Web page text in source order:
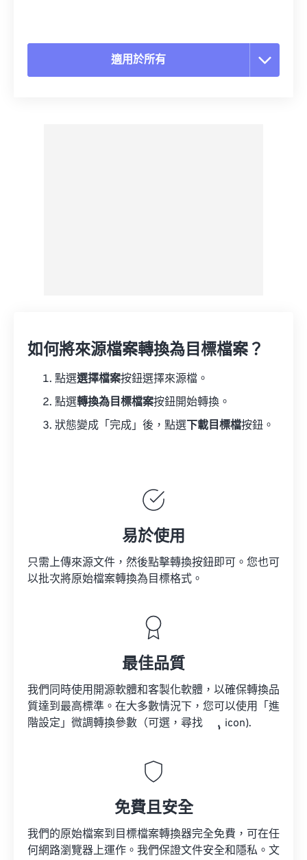
適用於所有
如何將來源檔案轉換為目標檔案？
點選選擇檔案按鈕選擇來源檔。
點選轉換為目標檔案按鈕開始轉換。
狀態變成「完成」後，點選 下載目標檔按鈕。
易於使用
只需上傳來源文件，然後點擊轉換按鈕即可。您也可
以批次將原始檔案轉換為目標格式。
最佳品質
我們同時使用開源軟體和客製化軟體，以確保轉換品
質達到最高標準。在大多數情況下，您可以使用「進
階設定」微調轉換參數（可選，尋找
icon).
免費且安全
我們的原始檔案到目標檔案轉換器完全免費，可在任
何網路瀏覽器上運作。我們保證文件安全和隱私。文